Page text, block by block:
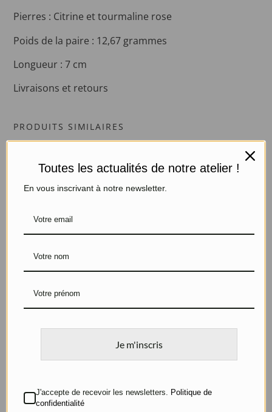
Pierres : Citrine et tourmaline rose
Poids de la paire : 12,67 grammes
Longueur : 7 cm
Livraisons et retours
PRODUITS SIMILAIRES
Gouttes
Argent, Nacres vertes et
Pierres fines
Argent, Citrines et Pierres
fines
155€
Toutes les actualités de notre atelier !
En vous inscrivant à notre newsletter.
Je m'inscris
J'accepte de recevoir les newsletters. Politique de
confidentialité